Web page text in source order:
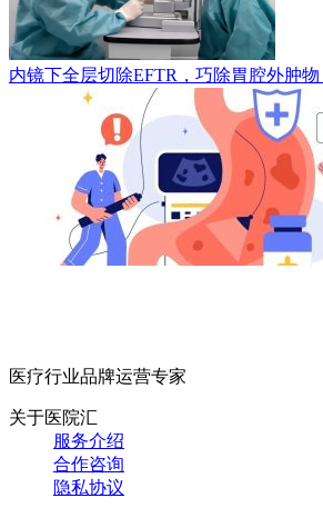
内镜下全层切除EFTR，巧除胃腔外肿物
医疗行业品牌运营专家
关于医院汇
服务介绍
合作咨询
隐私协议